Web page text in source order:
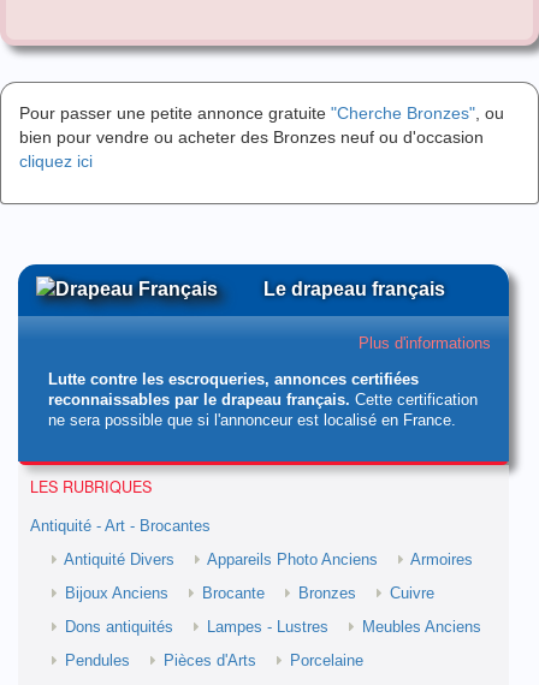
Pour passer une petite annonce gratuite "Cherche Bronzes" , ou
bien pour vendre ou acheter des Bronzes neuf ou d'occasion
cliquez ici
Le drapeau français
Plus d'informations
Lutte contre les escroqueries, annonces certifiées
reconnaissables par le drapeau français. Cette certification
ne sera possible que si l'annonceur est localisé en France.
LES RUBRIQUES
Antiquité - Art - Brocantes
Antiquité Divers
Appareils Photo Anciens
Armoires
Bijoux Anciens
Brocante Bronzes
Cuivre
Dons antiquités
Lampes - Lustres
Meubles Anciens
Pendules
Pièces d'Arts
Porcelaine